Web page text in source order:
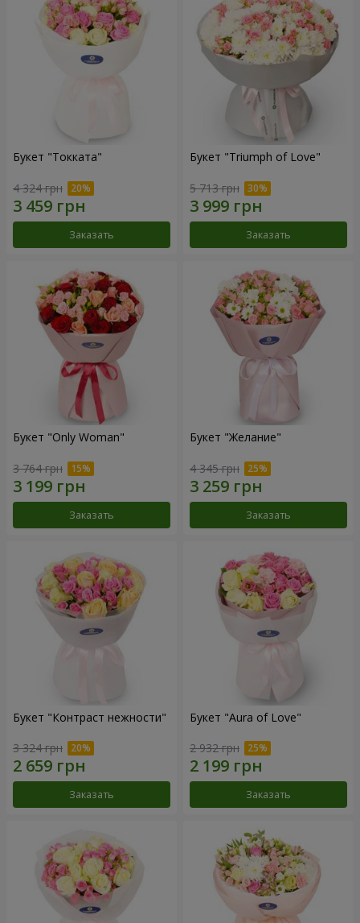
Букет "Токката"
4 324 грн
Заказать
Букет "Triumph of Love"
5 713 грн
Заказать
Букет "Only Woman"
3 764 грн
Заказать
Букет "Желание"
4 345 грн
Заказать
Букет "Контраст нежности"
3 324 грн
Заказать
Букет "Aura of Love"
2 932 грн
Заказать